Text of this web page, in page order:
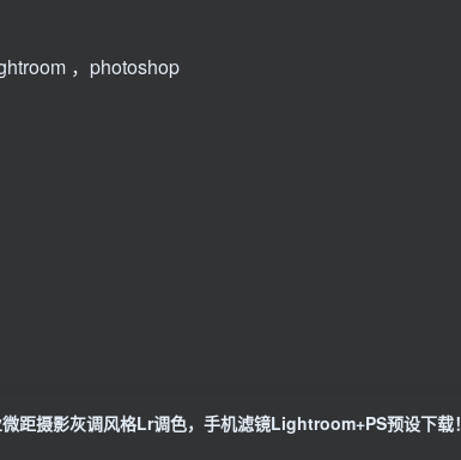
，photoshop
距摄影灰调风格Lr调色，手机滤镜Lightroom+PS预设下载！